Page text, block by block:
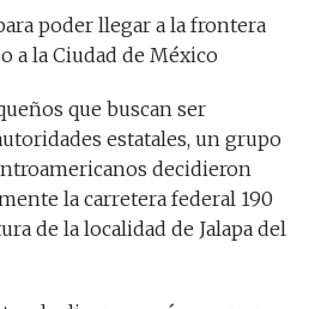
poder llegar a la frontera
a la Ciudad de México
que buscan ser
estatales, un grupo
decidieron
la carretera federal 190
de la localidad de Jalapa del